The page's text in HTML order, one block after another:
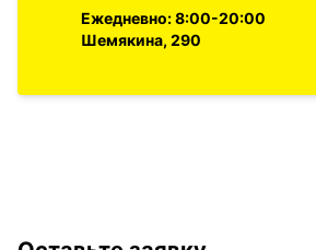
Ежедневно: 8:00-20:00
Шемякина, 290